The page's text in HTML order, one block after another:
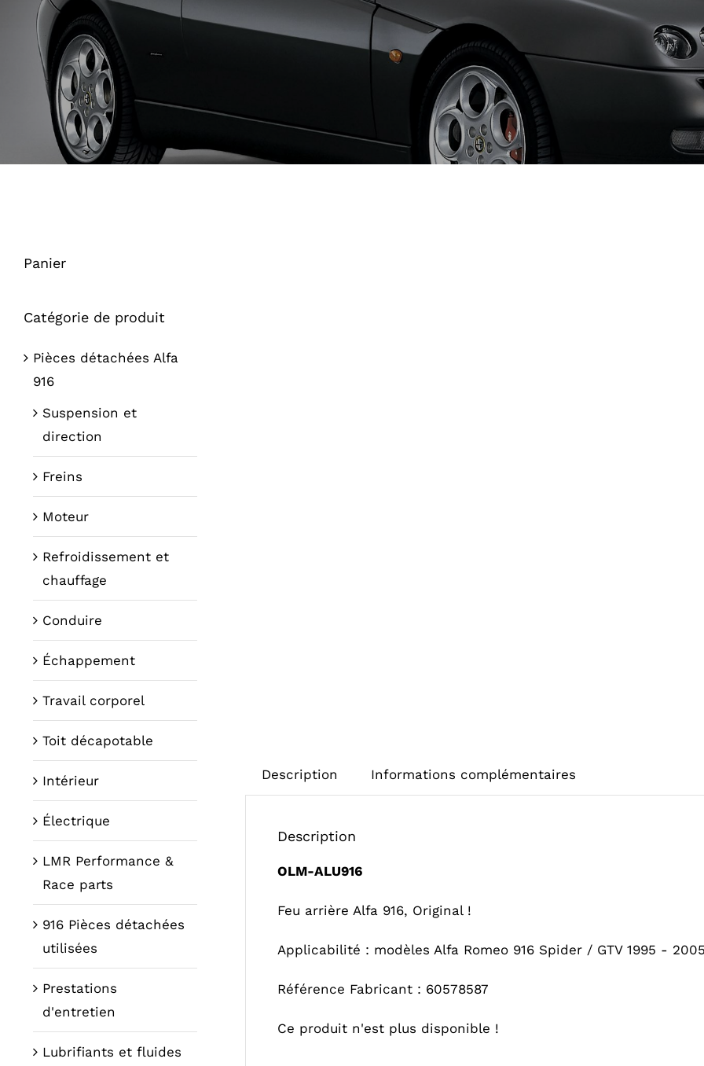
Description Informations complémentaires
Description
OLM-ALU916
Feu arrière Alfa 916, Original !
Applicabilité : modèles Alfa Romeo 916 Spider / GTV 1995 -
Référence Fabricant : 60578587
Ce produit n'est plus disponible !
Panier
Catégorie de produit
Pièces détachées Alfa
916
Suspension et
direction
Freins
Moteur
Refroidissement et
chauffage
Conduire
Échappement
Travail corporel
Toit décapotable
Intérieur
Électrique
LMR Performance &
Race parts
916 Pièces détachées
utilisées
Prestations
d'entretien
Lubrifiants et fluides